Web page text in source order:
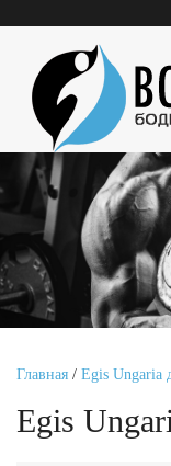
Главная / Egis Ungaria
Egis